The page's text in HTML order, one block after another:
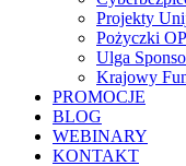
Projekty
Pożyczki
Ulga
Krajowy
PROMOCJE
BLOG
WEBINARY
KONTAKT